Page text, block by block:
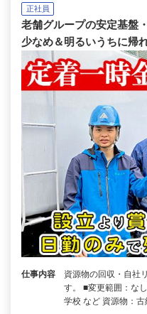
正社員
老舗グループの安定基盤
少なめ＆明るいうちに帰
仕事内容
資源物の回収・自社
す。 ■変更範囲：な
学校 など 資源物：